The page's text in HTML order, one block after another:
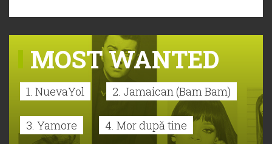
MOST WANTED
1. NuevaYol 2. Jamaican (Bam Bam)
3. Yamore 4. Mor după tine